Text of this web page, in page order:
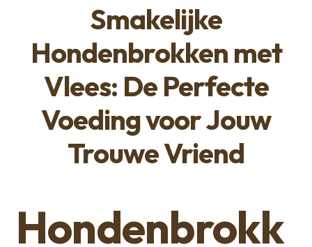
Smakelijke
Hondenbrokken met
Vlees: De Perfecte
Voeding voor Jouw
Trouwe Vriend
Hondenbrokk